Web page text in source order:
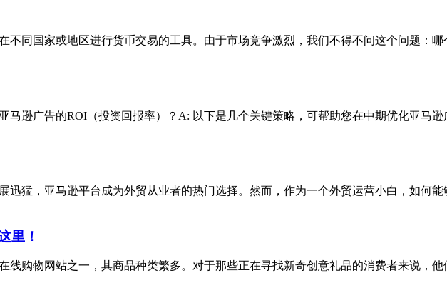
不同国家或地区进行货币交易的工具。由于市场竞争激烈，我们不得不问这个问题：
马逊广告的ROI（投资回报率）？A: 以下是几个关键策略，可帮助您在中期优化亚马
迅猛，亚马逊平台成为外贸从业者的热门选择。然而，作为一个外贸运营小白，如何
里！
线购物网站之一，其商品种类繁多。对于那些正在寻找新奇创意礼品的消费者来说，